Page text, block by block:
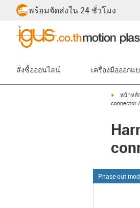
พร้อมจัดส่งใน 24 ชั่วโมง
สั่งซื้อออนไลน์ เครื่องมือออกแ
igus-หน้าหลั
connector
Phase-out